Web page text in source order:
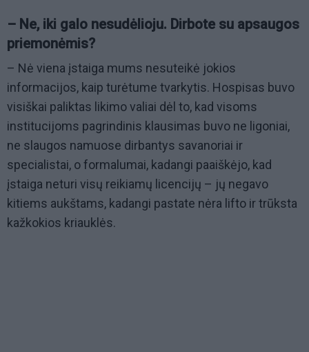
– Ne, iki galo nesudėlioju. Dirbote su apsaugos
priemonėmis?
– Nė viena įstaiga mums nesuteikė jokios
informacijos, kaip turėtume tvarkytis. Hospisas buvo
visiškai paliktas likimo valiai dėl to, kad visoms
institucijoms pagrindinis klausimas buvo ne ligoniai,
ne slaugos namuose dirbantys savanoriai ir
specialistai, o formalumai, kadangi paaiškėjo, kad
įstaiga neturi visų reikiamų licencijų – jų negavo
kitiems aukštams, kadangi pastate nėra lifto ir trūksta
kažkokios kriauklės.